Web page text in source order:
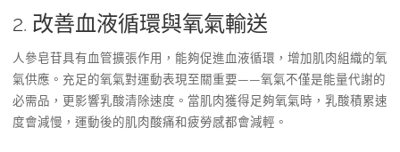
2. 改善血液循環與氧氣輸送
人參皂苷具有血管擴張作用，能夠促進血液循環，增加肌肉組織的氧
氣供應。充足的氧氣對運動表現至關重要——氧氣不僅是能量代謝的
必需品，更影響乳酸清除速度。當肌肉獲得足夠氧氣時，乳酸積累速
度會減慢，運動後的肌肉酸痛和疲勞感都會減輕。